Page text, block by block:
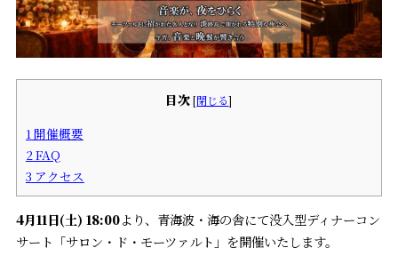
目次[閉じる]
1 開催概要
2 FAQ
3 アクセス
4月11日(土) 18:00より、青海波・海の舎にて没入型ディナーコン
サート「サロン・ド・モーツァルト」を開催いたします。